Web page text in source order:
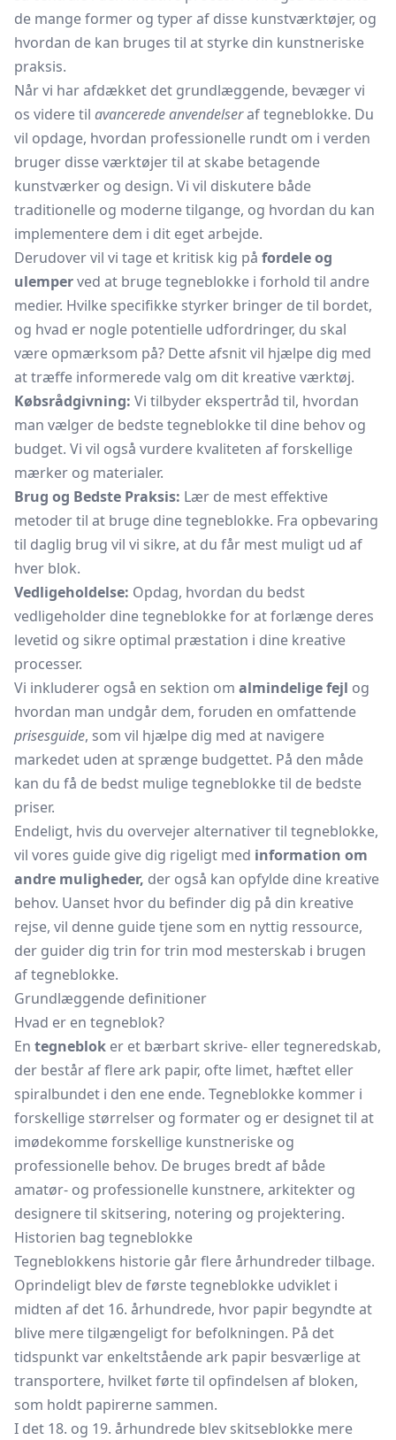
de mange former og typer af disse kunstværktøjer, og
hvordan de kan bruges til at styrke din kunstneriske
praksis.
Når vi har afdækket det grundlæggende, bevæger vi
os videre til avancerede anvendelseraf tegneblokke. Du
vil opdage, hvordan professionelle rundt om i verden
bruger disse værktøjer til at skabe betagende
kunstværker og design. Vi vil diskutere både
traditionelle og moderne tilgange, og hvordan du kan
implementere dem i dit eget arbejde.
Derudover vil vi tage et kritisk kig på fordele og
ulemperved at bruge tegneblokke i forhold til andre
medier. Hvilke specifikke styrker bringer de til bordet,
og hvad er nogle potentielle udfordringer, du skal
være opmærksom på? Dette afsnit vil hjælpe dig med
at træffe informerede valg om dit kreative værktøj.
Købsrådgivning: Vi tilbyder ekspertråd til, hvordan
man vælger de bedste tegneblokke til dine behov og
budget. Vi vil også vurdere kvaliteten af forskellige
mærker og materialer.
Brug og Bedste Praksis: Lær de mest effektive
metoder til at bruge dine tegneblokke. Fra opbevaring
til daglig brug vil vi sikre, at du får mest muligt ud af
hver blok.
Vedligeholdelse: Opdag, hvordan du bedst
vedligeholder dine tegneblokke for at forlænge deres
levetid og sikre optimal præstation i dine kreative
processer.
Vi inkluderer også en sektion om almindelige fejl og
hvordan man undgår dem, foruden en omfattende
prisesguide, som vil hjælpe dig med at navigere
markedet uden at sprænge budgettet. På den måde
kan du få de bedst mulige tegneblokke til de bedste
priser.
Endeligt, hvis du overvejer alternativer til tegneblokke,
vil vores guide give dig rigeligt med information om
andre muligheder, der også kan opfylde dine kreative
behov. Uanset hvor du befinder dig på din kreative
rejse, vil denne guide tjene som en nyttig ressource,
der guider dig trin for trin mod mesterskab i brugen
af tegneblokke.
Grundlæggende definitioner
Hvad er en tegneblok?
En tegneblok er et bærbart skrive- eller tegneredskab,
der består af flere ark papir, ofte limet, hæftet eller
spiralbundet i den ene ende. Tegneblokke kommer i
forskellige størrelser og formater og er designet til at
imødekomme forskellige kunstneriske og
professionelle behov. De bruges bredt af både
amatør- og professionelle kunstnere, arkitekter og
designere til skitsering, notering og projektering.
Historien bag tegneblokke
Tegneblokkens historie går flere århundreder tilbage.
Oprindeligt blev deførste tegneblokke udviklet i
midten af det 16. århundrede, hvor papir begyndte at
blive mere tilgængeligt for befolkningen. På det
tidspunkt var enkeltstående ark papir besværlige at
transportere, hvilket førte til opfindelsen af bloken,
som holdt papirerne sammen.
I det 18. og 19. århundrede blev skitseblokke mere